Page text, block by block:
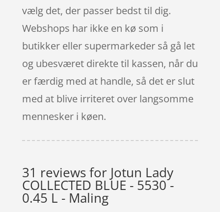
vælg det, der passer bedst til dig.
Webshops har ikke en kø som i
butikker eller supermarkeder så gå let
og ubesværet direkte til kassen, når du
er færdig med at handle, så det er slut
med at blive irriteret over langsomme
mennesker i køen.
31 reviews for Jotun Lady
COLLECTED BLUE - 5530 -
0.45 L - Maling